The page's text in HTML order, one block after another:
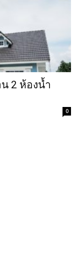
2 ห้องน้ำ
0